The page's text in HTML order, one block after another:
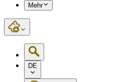
Mehr
DE